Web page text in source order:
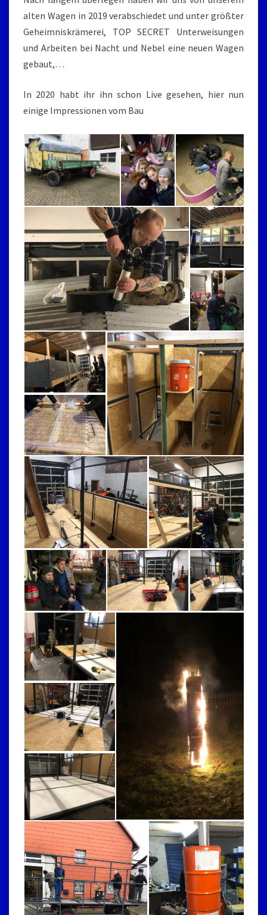
alten Wagen in 2019 verabschiedet und unter größter
Geheimniskrämerei, TOP SECRET Unterweisungen
und Arbeiten bei Nacht und Nebel eine neuen Wagen
gebaut,…
In 2020 habt ihr ihn schon Live gesehen, hier nun
einige Impressionen vom Bau